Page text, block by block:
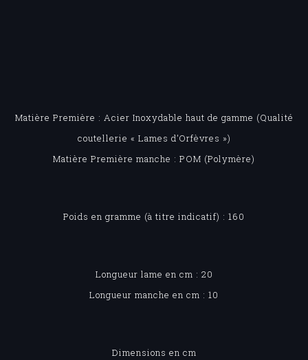
Matière Première : Acier Inoxydable haut de gamme (Qualité
coutellerie « Lames d’Orfèvres »)
Matière Première manche : POM (Polymère)
Poids en gramme (à titre indicatif) : 160
Longueur lame en cm : 20
Longueur manche en cm : 10
Dimensions en cm